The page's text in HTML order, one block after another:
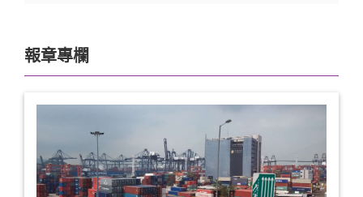
報章專欄